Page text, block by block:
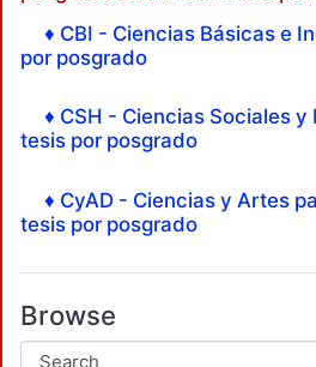
♦ CBI - Ciencias Básicas e
por posgrado
♦ CSH - Ciencias Sociales y
tesis por posgrado
♦ CyAD - Ciencias y Artes
tesis por posgrado
Browse